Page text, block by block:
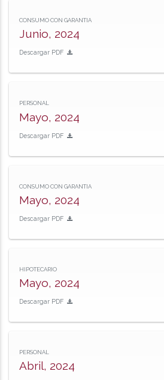
CONSUMO CON GARANTIA
Junio, 2024
Descargar PDF
PERSONAL
Mayo, 2024
Descargar PDF
CONSUMO CON GARANTIA
Mayo, 2024
Descargar PDF
HIPOTECARIO
Mayo, 2024
Descargar PDF
PERSONAL
Abril, 2024